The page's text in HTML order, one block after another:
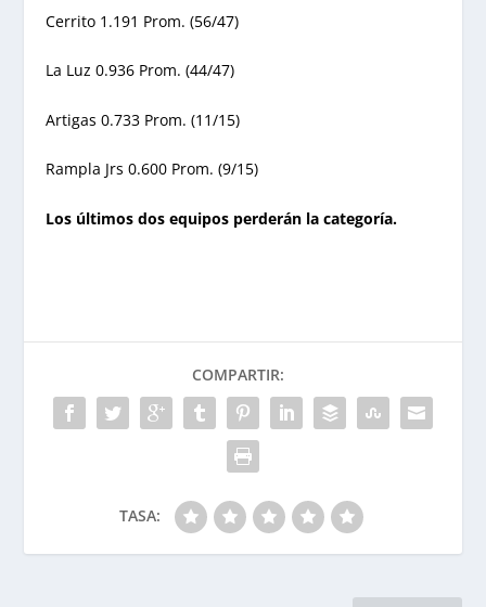
Cerrito 1.191 Prom. (56/47)
La Luz 0.936 Prom. (44/47)
Artigas 0.733 Prom. (11/15)
Rampla Jrs 0.600 Prom. (9/15)
Los últimos dos equipos perderán la categoría.
COMPARTIR:
TASA: